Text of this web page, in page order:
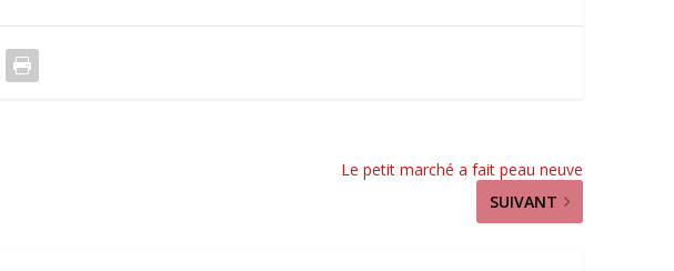
Le petit marché a fait peau neuve
SUIVANT